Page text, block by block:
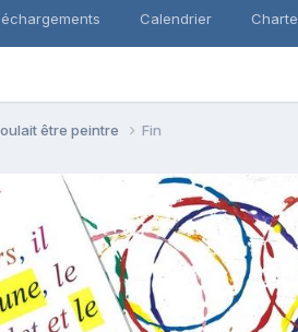
Calendrier Charte
être peintre Fin